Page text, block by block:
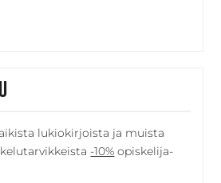
lukiokirjoista ja muista
-10% opiskelija-